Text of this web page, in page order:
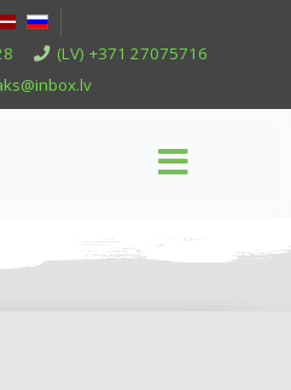
(LV) +371 27075716